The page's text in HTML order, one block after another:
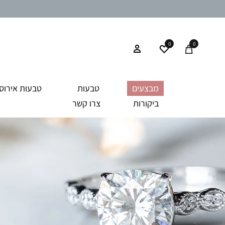
0
0
מבצעים טבעות טבעות
ביקורות
צרו קשר